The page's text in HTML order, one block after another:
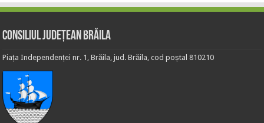
Consiliul Județean Brăila
Piața Independenței nr. 1, Brăila, jud. Brăila, cod poștal 810210